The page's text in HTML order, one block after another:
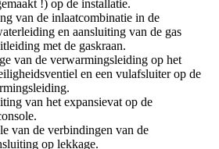
!) op de installatie.
van de inlaatcombinatie in de
en aansluiting van de gas
met de gaskraan.
van de verwarmingsleiding op het
en een vulafsluiter op de
van het expansievat op de
van de verbindingen van de
op lekkage.